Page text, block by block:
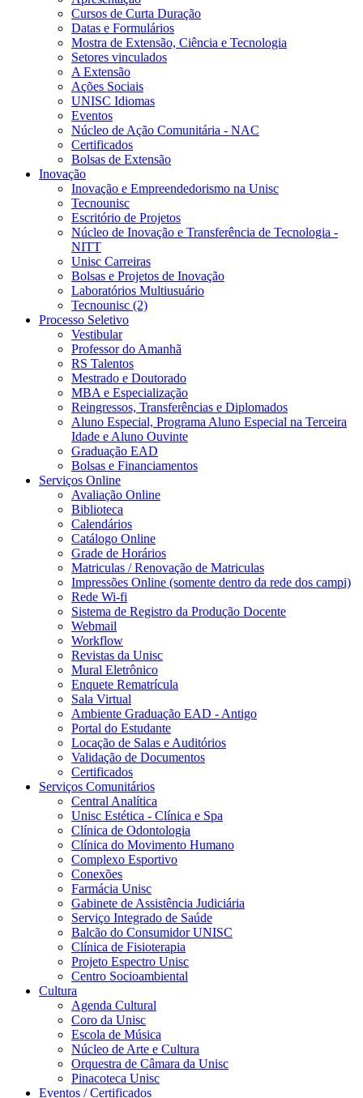
Cursos de Curta Duração
Datas e Formulários
Mostra de Extensão, Ciência e Tecnologia
Setores vinculados
A Extensão
Ações Sociais
UNISC Idiomas
Eventos
Núcleo de Ação Comunitária - NAC
Certificados
Bolsas de Extensão
Inovação
Inovação e Empreendedorismo na Unisc
Tecnounisc
Escritório de Projetos
Núcleo de Inovação e Transferência de Tecnologia -
NITT
Unisc Carreiras
Bolsas e Projetos de Inovação
Laboratórios Multiusuário
Tecnounisc (2)
Processo Seletivo
Vestibular
Professor do Amanhã
RS Talentos
Mestrado e Doutorado
MBA e Especialização
Reingressos, Transferências e Diplomados
Aluno Especial, Programa Aluno Especial na Terceira
Idade e Aluno Ouvinte
Graduação EAD
Bolsas e Financiamentos
Serviços Online
Avaliação Online
Biblioteca
Calendários
Catálogo Online
Grade de Horários
Matriculas / Renovação de Matriculas
Impressões Online (somente dentro da rede dos campi)
Rede Wi-fi
Sistema de Registro da Produção Docente
Webmail
Workflow
Revistas da Unisc
Mural Eletrônico
Enquete Rematrícula
Sala Virtual
Ambiente Graduação EAD - Antigo
Portal do Estudante
Locação de Salas e Auditórios
Validação de Documentos
Certificados
Serviços Comunitários
Central Analítica
Unisc Estética - Clínica e Spa
Clínica de Odontologia
Clínica do Movimento Humano
Complexo Esportivo
Conexões
Farmácia Unisc
Gabinete de Assistência Judiciária
Serviço Integrado de Saúde
Balcão do Consumidor UNISC
Clínica de Fisioterapia
Projeto Espectro Unisc
Centro Socioambiental
Cultura
Agenda Cultural
Coro da Unisc
Escola de Música
Núcleo de Arte e Cultura
Orquestra de Câmara da Unisc
Pinacoteca Unisc
Eventos / Certificados